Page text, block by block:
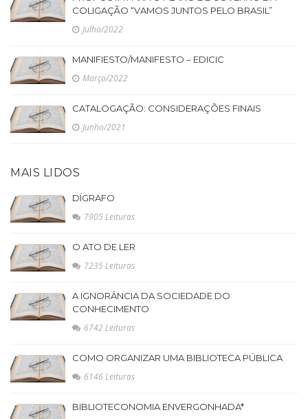
COLIGAÇÃO “VAMOS JUNTOS PELO BRASIL”
Julho/2022
MANIFIESTO/MANIFESTO – EDICIC
Março/2022
CATALOGAÇÃO: CONSIDERAÇÕES FINAIS
Junho/2021
MAIS LIDOS
DÍGRAFO
7905 Leituras
O ATO DE LER
7235 Leituras
A IGNORÂNCIA DA SOCIEDADE DO
CONHECIMENTO
6742 Leituras
COMO ORGANIZAR UMA BIBLIOTECA PÚBLICA
6146 Leituras
BIBLIOTECONOMIA ENVERGONHADA*